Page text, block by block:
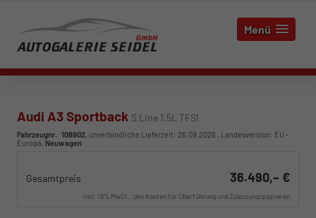
Menü
Audi A3 Sportback S Line 1.5L TFSI
Fahrzeugnr.: 108902, unverbindliche Lieferzeit: 26.09.2026 , Landesversion: EU -
Europa, Neuwagen
Gesamtpreis 36.490,– €
incl. 19% MwSt., den Kosten für Überführung und Zulassungspapieren